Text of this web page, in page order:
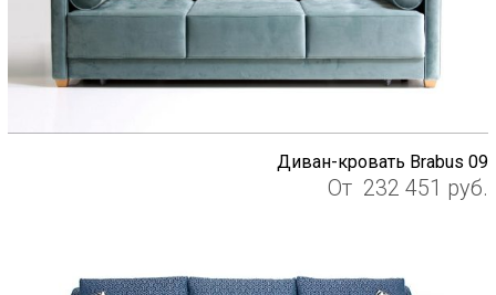
Диван-кровать Brabus 09
От 232 451 руб.